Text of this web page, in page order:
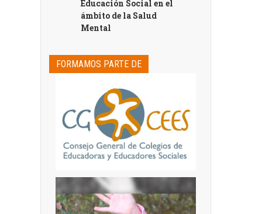
Educación Social en el
ámbito de la Salud
Mental
FORMAMOS PARTE DE